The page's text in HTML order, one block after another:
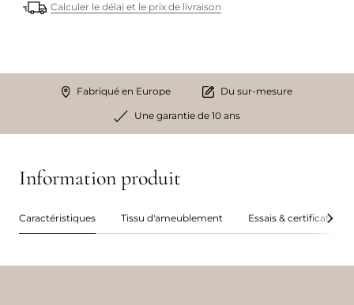
Calculer le délai et le prix de livraison
Fabriqué en Europe Du sur-mesure
Une garantie de 10 ans
Information produit
Caractéristiques Tissu d'ameublement Essais & certifications